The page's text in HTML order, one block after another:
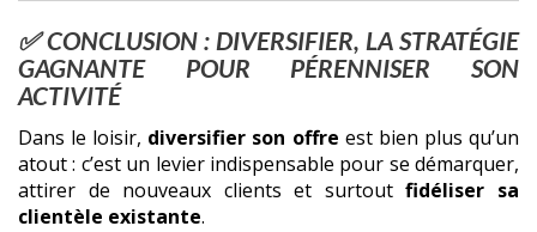
✅ CONCLUSION : DIVERSIFIER, LA STRATÉGIE
GAGNANTE POUR PÉRENNISER SON
ACTIVITÉ
Dans le loisir, diversifier son offre est bien plus qu’un
atout : c’est un levier indispensable pour se démarquer,
attirer de nouveaux clients et surtoutfidéliser sa
clientèle existante.